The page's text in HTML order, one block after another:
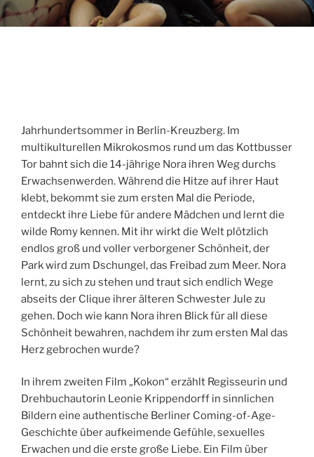
Jahrhundertsommer in Berlin-Kreuzberg. Im
multikulturellen Mikrokosmos rund um das Kottbusser
Tor bahnt sich die 14-jährige Nora ihren Weg durchs
Erwachsenwerden. Während die Hitze auf ihrer Haut
klebt, bekommt sie zum ersten Mal die Periode,
entdeckt ihre Liebe für andere Mädchen und lernt die
wilde Romy kennen. Mit ihr wirkt die Welt plötzlich
endlos groß und voller verborgener Schönheit, der
Park wird zum Dschungel, das Freibad zum Meer. Nora
lernt, zu sich zu stehen und traut sich endlich Wege
abseits der Clique ihrer älteren Schwester Jule zu
gehen. Doch wie kann Nora ihren Blick für all diese
Schönheit bewahren, nachdem ihr zum ersten Mal das
Herz gebrochen wurde?
In ihrem zweiten Film „Kokon“ erzählt Regisseurin und
Drehbuchautorin Leonie Krippendorff in sinnlichen
Bildern eine authentische Berliner Coming-of-Age-
Geschichte über aufkeimende Gefühle, sexuelles
Erwachen und die erste große Liebe. Ein Film über